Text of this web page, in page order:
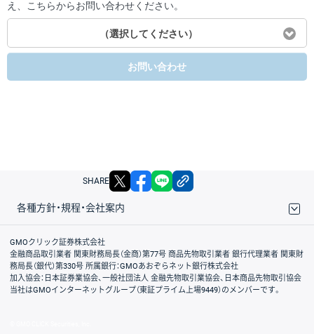
え、こちらからお問い合わせください。
（選択してください）
お問い合わせ
SHARE X facebook
各種方針・規程・会社案内
取引規程・約款
サイトマップ
その他のご案内
個人情報保護方針
最良執行方針
サイトのご利用について
ディスクレイマー
信託保全
リスク説明
会社案内
GMOクリック証券株式会社
金融商品取引業者 関東財務局長（金商）第77号 商品先物取引業者 銀行代理業者 関東財
務局長（銀代）第330号 所属銀行：GMOあおぞらネット銀行株式会社
加入協会：日本証券業協会、一般社団法人 金融先物取引業協会、日本商品先物取引協会
当社はGMOインターネットグループ（東証プライム上場9449）のメンバーです。